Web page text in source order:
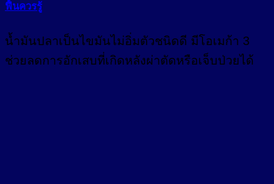
ฟื้นควรรู้
น้ำมันปลาเป็นไขมันไม่อิ่มตัวชนิดดี มีโอเมก้า 3
ช่วยลดการอักเสบที่เกิดหลังผ่าตัดหรือเจ็บป่วยได้